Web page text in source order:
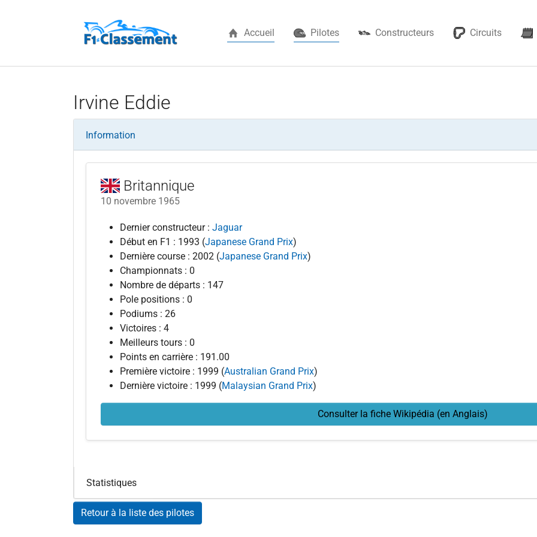
Accueil Pilotes(current) Constructeurs Circuits
Irvine Eddie
Information
Britannique
10 novembre 1965
Dernier constructeur : Jaguar
Début en F1 : 1993 (Japanese Grand Prix)
Dernière course : 2002 (Japanese Grand Prix)
Championnats : 0
Nombre de départs : 147
Pole positions : 0
Podiums : 26
Victoires : 4
Meilleurs tours : 0
Points en carrière : 191.00
Première victoire : 1999 (Australian Grand Prix)
Dernière victoire : 1999 (Malaysian Grand Prix)
Consulter la fiche Wikipédia (en Anglais)
Statistiques
Retour à la liste des pilotes